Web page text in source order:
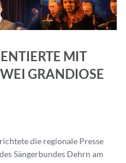
MIT
GRANDIOSE
die regionale Presse
Sängerbundes Dehrn am